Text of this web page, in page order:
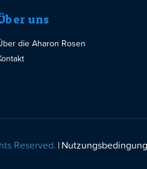
uns
die Aharon Rosen
Reserved.